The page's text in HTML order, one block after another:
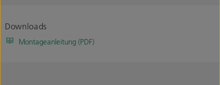
Downloads
Montageanleitung (PDF)